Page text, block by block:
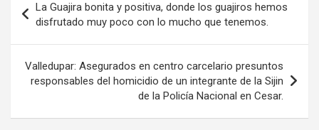
de
entradas
La Guajira bonita y positiva, donde los guajiros hemos
disfrutado muy poco con lo mucho que tenemos.
Valledupar: Asegurados en centro carcelario presuntos
responsables del homicidio de un integrante de la Sijin
de la Policía Nacional en Cesar.